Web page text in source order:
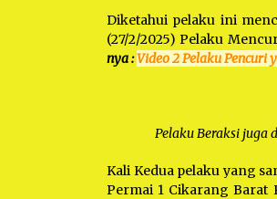
Diketahui pelaku ini
(27/2/2025) Pelaku
nya :Video 2 Pelaku Pencuri
Pelaku Beraksi juga
Kali Kedua pelaku yang
Permai 1 Cikarang Barat